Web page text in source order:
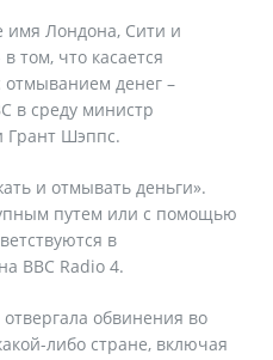
имя Лондона, Сити и
том, что касается
отмыванием денег –
в среду министр
Грант Шэппс.
и отмывать деньги».
путем или с помощью
в
BBC Radio 4.
обвинения во
либо стране, включая